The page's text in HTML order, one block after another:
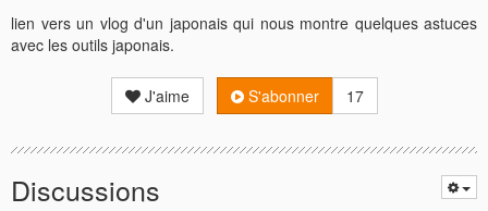
lien vers un vlog d'un japonais qui nous montre quelques astuces
avec les outils japonais.
J'aime S'abonner 17
Discussions